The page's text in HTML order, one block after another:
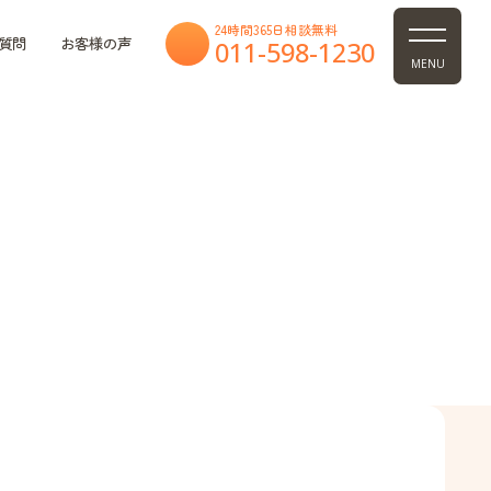
問 お客様の声
24時間365日相談無料
011-598-1230 MENU